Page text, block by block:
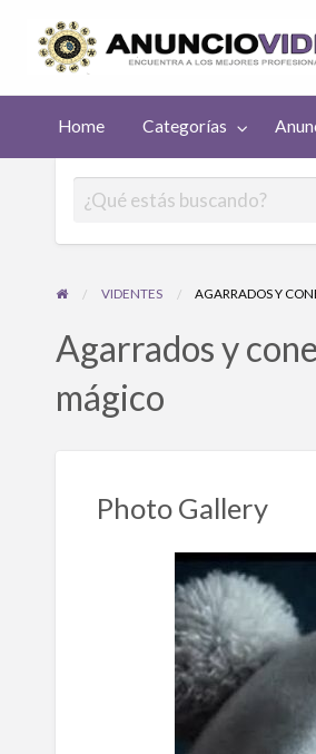
Home Categorías
VIDENTES AGARRADOS Y
Agarrados y
mágico
Photo Gallery